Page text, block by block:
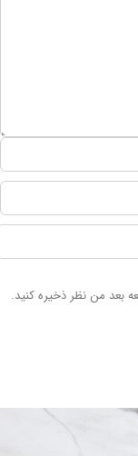
من نظر ذخیره کنید.